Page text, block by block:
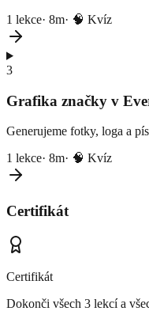
1 lekce· 8m· 🧠 Kvíz
3
Grafika značky v
Generujeme fotky, loga a
1 lekce· 8m· 🧠 Kvíz
Certifikát
Certifikát
Dokonči všech 3 lekcía